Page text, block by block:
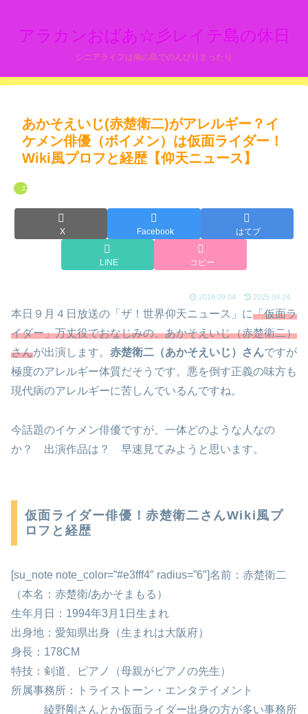
アラカンおばあ☆彡レイテ島の休日
シニアライフは南の島でのんびりまったり
あかそえいじ(赤楚衛二)がアレルギー？イ
ケメン俳優（ボイメン）は仮面ライダー！
Wiki風プロフと経歴【仰天ニュース】
エンタメ
X Facebook はてブ
LINE コピー
2018.09.04 2025.04.24
本日９月４日放送の「ザ！世界仰天ニュース」に「仮面ラ
イダー」万丈役でおなじみの、あかそえいじ（赤楚衛二）
さんが出演します。 赤楚衛二（あかそえいじ）さんですが
極度のアレルギー体質だそうです。悪を倒す正義の味方も
現代病のアレルギーに苦しんでいるんですね。
今話題のイケメン俳優ですが、一体どのような人なの
か？ 出演作品は？ 早速見てみようと思います。
仮面ライダー俳優！赤楚衛二さんWiki風プ
ロフと経歴
[su_note note_color=”#e3fff4″ radius=”6″]名前：赤楚衛二
（本名：赤楚衛/あかそまもる）
生年月日：1994年3月1日生まれ
出身地：愛知県出身（生まれは大阪府）
身長：178CM
特技：剣道、ピアノ（母親がピアノの先生）
所属事務所：トライストーン・エンタテイメント
綾野剛さんとか仮面ライダー出身の方が多い事務所